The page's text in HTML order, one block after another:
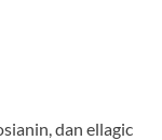
dan ellagic